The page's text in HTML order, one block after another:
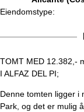
Eiendomstype:
TOMT MED 12.382,-
I ALFAZ DEL PI;
Denne tomten ligger i
Park, og det er mulig